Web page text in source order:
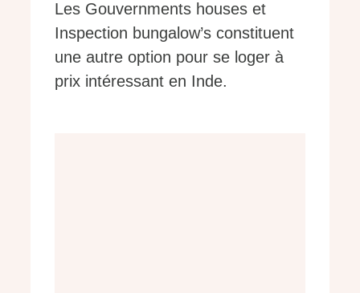
Les Gouvernments houses et
Inspection bungalow’s constituent
une autre option pour se loger à
prix intéressant en Inde.